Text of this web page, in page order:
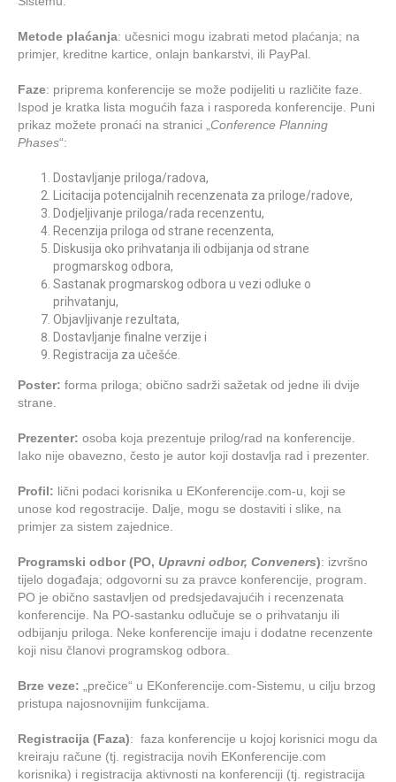
Metode plaćanja: učesnici mogu izabrati metod plaćanja; na
primjer, kreditne kartice, onlajn bankarstvi, ili PayPal.
Faze: priprema konferencije se može podijeliti u različite faze.
Ispod je kratka lista mogućih faza i rasporeda konferencije. Puni
prikaz možete pronaći na stranici „ Conference Planning
Phases“:
Dostavljanje priloga/radova,
Licitacija potencijalnih recenzenata za priloge/radove,
Dodjeljivanje priloga/rada recenzentu,
Recenzija priloga od strane recenzenta,
Diskusija oko prihvatanja ili odbijanja od strane
progmarskog odbora,
Sastanak progmarskog odbora u vezi odluke o
prihvatanju,
Objavljivanje rezultata,
Dostavljanje finalne verzije i
Registracija za učešće.
Poster: forma priloga; obično sadrži sažetak od jedne ili dvije
strane.
Prezenter: osoba koja prezentuje prilog/rad na konferencije.
Iako nije obavezno, često je autor koji dostavlja rad i prezenter.
Profil: lični podaci korisnika u EKonferencije.com-u, koji se
unose kod regostracije. Dalje, mogu se dostaviti i slike, na
primjer za sistem zajednice.
Programski odbor (PO, Upravni odbor, Conveners): izvršno
tijelo događaja; odgovorni su za pravce konferencije, program.
PO je obično sastavljen od predsjedavajućih i recenzenata
konferencije. Na PO-sastanku odlučuje se o prihvatanju ili
odbijanju priloga. Neke konferencije imaju i dodatne recenzente
koji nisu članovi programskog odbora.
Brze veze:
„prečice“ u EKonferencije.com-Sistemu, u cilju brzog
pristupa najosnovnijim funkcijama.
Registracija (Faza): faza konferencije u kojoj korisnici mogu da
kreiraju račune (tj. registracija novih EKonferencije.com
korisnika) i registracija aktivnosti na konferenciji (tj. registracija